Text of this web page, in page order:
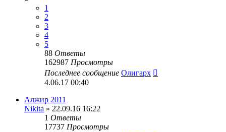
1
2
3
4
5
88 Ответы
162987 Просмотры
Последнее сообщение Олигарх
4.06.17 00:40
Алжир 2011
Nikita » 22.09.16 16:22
1 Ответы
17737 Просмотры